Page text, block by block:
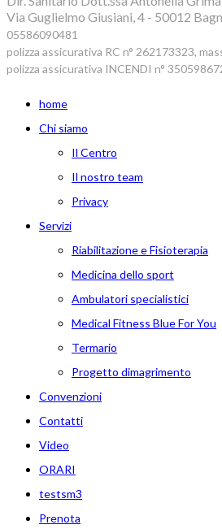
Via Guglielmo Giusiani, 4 - 50012
05586090481
polizza assicurativa RC n° 262173323,
polizza assicurativa INCENDI n°
home
Chi siamo
Il Centro
Il nostro team
Privacy
Servizi
Riabilitazione e Fisioterapia
Medicina dello sport
Ambulatori specialistici
Medical Fitness Blue For You
Termario
Progetto dimagrimento
Convenzioni
Contatti
Video
ORARI
testsm3
Prenota